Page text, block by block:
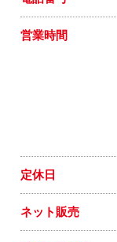
営業時間
定休日
ネット販売